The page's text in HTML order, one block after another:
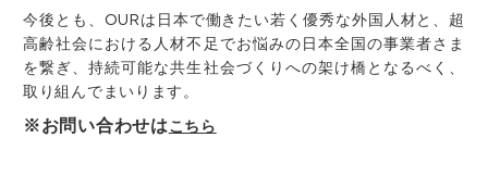
今後とも、OURは日本で働きたい若く優秀な外国人材と、超
高齢社会における人材不足でお悩みの日本全国の事業者さま
を繋ぎ、持続可能な共生社会づくりへの架け橋となるべく、
取り組んでまいります。
※お問い合わせはこちら